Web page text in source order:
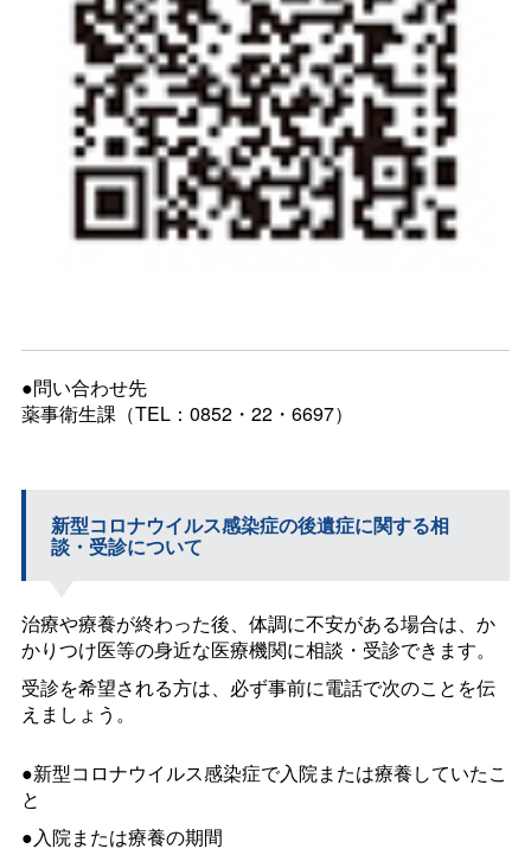
●問い合わせ先
薬事衛生課（TEL：0852・22・6697）
新型コロナウイルス感染症の後遺症に関する相
談・受診について
治療や療養が終わった後、体調に不安がある場合は、か
かりつけ医等の身近な医療機関に相談・受診できます。
受診を希望される方は、必ず事前に電話で次のことを伝
えましょう。
●新型コロナウイルス感染症で入院または療養していたこ
と
●入院または療養の期間